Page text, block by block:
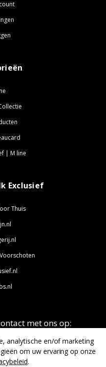
| M line
Exclusief
Thuis
met ons op:
analytische en/of marketing
om uw ervaring op onze
.